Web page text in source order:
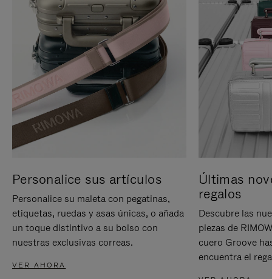
Personalice sus artículos
Personalice su maleta con pegatinas,
etiquetas, ruedas y asas únicas, o añada
un toque distintivo a su bolso con
nuestras exclusivas correas.
VER AHORA
Últimas
regalos
Descubre las
piezas de
cuero Groove
encuentra el